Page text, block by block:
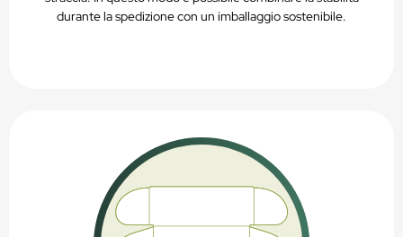
durante la spedizione con un imballaggio sostenibile.